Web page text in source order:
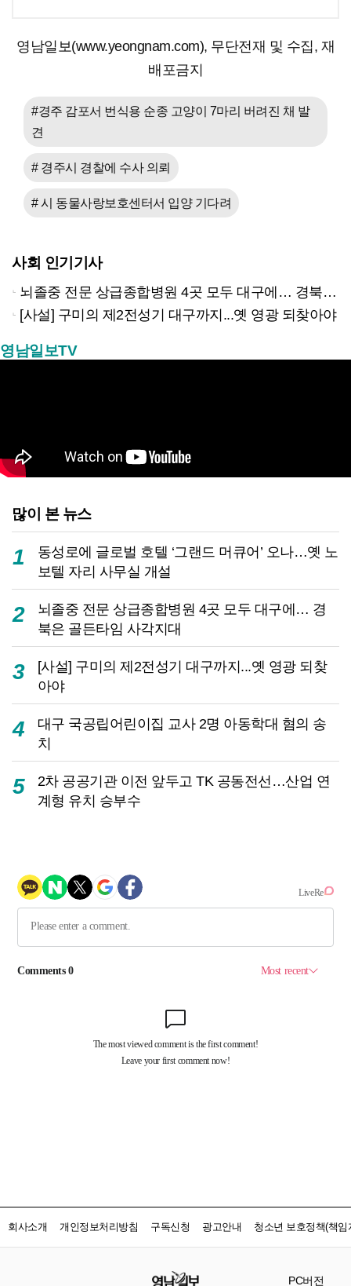
영남일보(www.yeongnam.com), 무단전재 및 수집, 재
배포금지
#경주 감포서 번식용 순종 고양이 7마리 버려진 채 발
견
# 경주시 경찰에 수사 의뢰
# 시 동물사랑보호센터서 입양 기다려
사회 인기기사
뇌졸중 전문 상급종합병원 4곳 모두 대구에… 경북은 골든타임 사각지대
[사설] 구미의 제2전성기 대구까지...옛 영광 되찾아야
영남일보TV
많이 본 뉴스
1
동성로에 글로벌 호텔 ‘그랜드 머큐어’ 오나…옛 노
보텔 자리 사무실 개설
2
뇌졸중 전문 상급종합병원 4곳 모두 대구에… 경
북은 골든타임 사각지대
3
[사설] 구미의 제2전성기 대구까지...옛 영광 되찾
아야
4
대구 국공립어린이집 교사 2명 아동학대 혐의 송
치
5
2차 공공기관 이전 앞두고 TK 공동전선…산업 연
계형 유치 승부수
회사소개 개인정보처리방침 구독신청 광고안내 청소년 보호정책(책임
PC버전